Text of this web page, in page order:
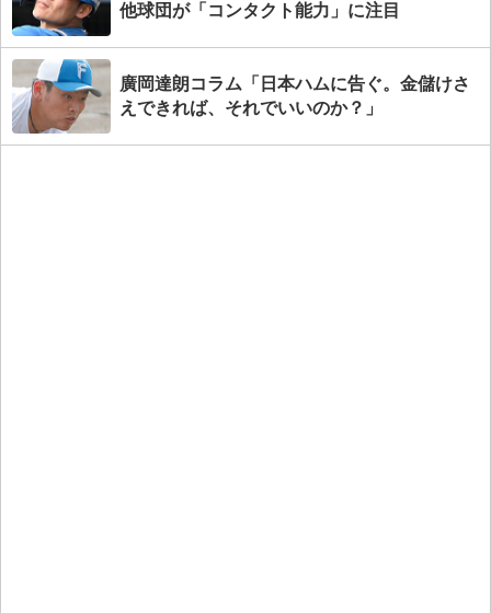
他球団が「コンタクト能力」に注目
廣岡達朗コラム「日本ハムに告ぐ。金儲けさ
えできれば、それでいいのか？」